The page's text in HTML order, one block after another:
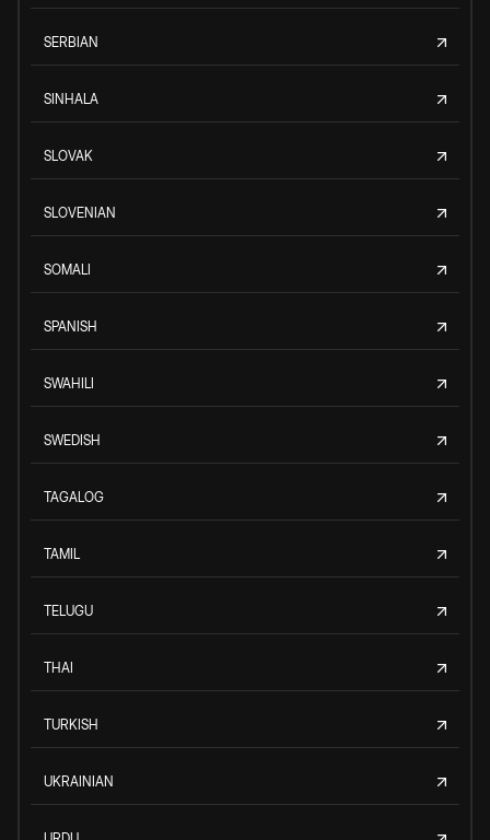
SERBIAN
SINHALA
SLOVAK
SLOVENIAN
SOMALI
SPANISH
SWAHILI
SWEDISH
TAGALOG
TAMIL
TELUGU
THAI
TURKISH
UKRAINIAN